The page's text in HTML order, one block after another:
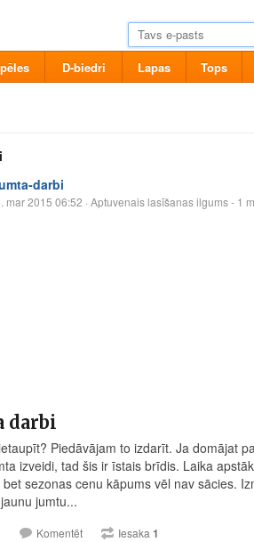
D-biedri Lapas Tops
darbi
mar 2015 06:52 · Aptuvenais lasīšanas ilgums - 1
darbi
Piedāvājam to izdarīt. Ja domājat
izveidi, tad šis ir īstais brīdis. Laika
sezonas cenu kāpums vēl nav sācies.
jumtu...
Komentēt Iesaka 1